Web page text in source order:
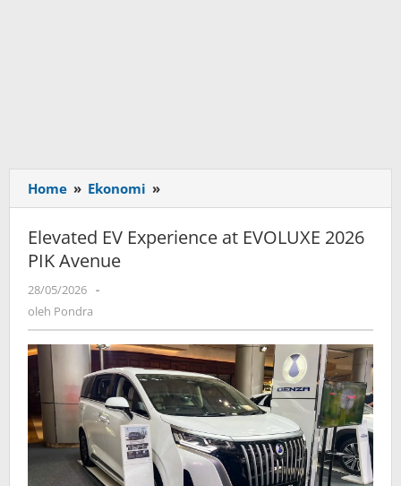
Home » Ekonomi »
EV
Experience
at
Avenue
Elevated EV Experience at EVOLUXE 2026
PIK Avenue
28/05/2026 oleh
-
oleh Pondra